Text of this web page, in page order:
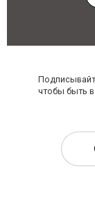
чтобы быть в